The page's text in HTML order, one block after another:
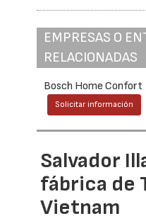
EMPRESAS O
RELACIONADAS
Bosch Home Confort
Solicitar información
Salvador
fábrica de
Vietnam